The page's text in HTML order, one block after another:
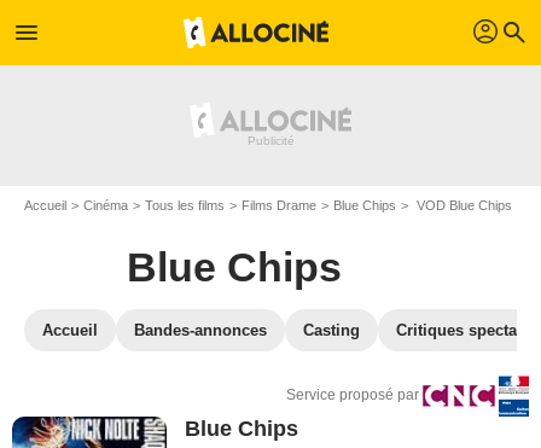
menu profil search
Accueil Cinéma Tous les films Films Drame Blue Chips VOD Blue Chips
Blue Chips
Accueil Bandes-annonces Casting Critiques
Service proposé par
Blue Chips